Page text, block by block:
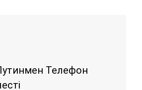
Телефон